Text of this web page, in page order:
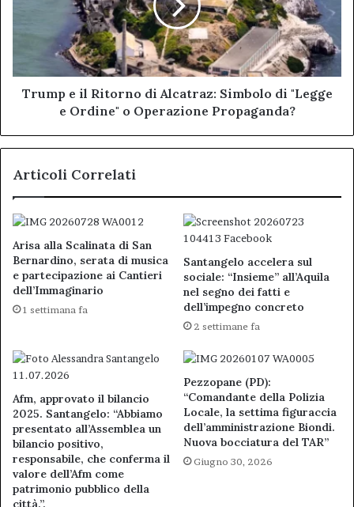
"Legge
Trump e il Ritorno di Alcatraz: Simbolo di "Legge
e Ordine" o Operazione Propaganda?
Articoli Correlati
Arisa alla Scalinata di San
Bernardino, serata di musica
e partecipazione ai Cantieri
dell’Immaginario
1 settimana fa
Santangelo accelera sul
sociale: “Insieme” all’Aquila
nel segno dei fatti e
dell’impegno concreto
2 settimane fa
Afm, approvato il bilancio
2025. Santangelo: “Abbiamo
presentato all’Assemblea un
bilancio positivo,
responsabile, che conferma il
valore dell’Afm come
patrimonio pubblico della
città.”.
Pezzopane (PD):
“Comandante della Polizia
Locale, la settima figuraccia
dell’amministrazione Biondi.
Nuova bocciatura del TAR”
Giugno 30, 2026